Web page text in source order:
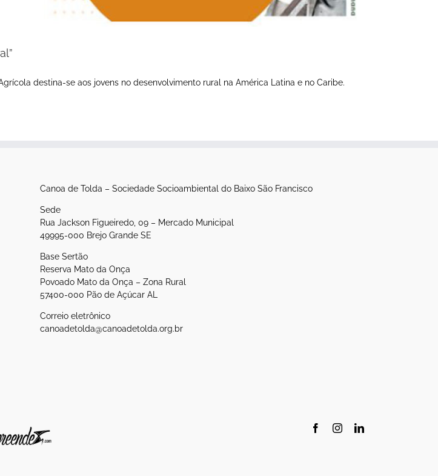
destina-se aos jovens no desenvolvimento rural na América Latina e no Caribe.
Canoa de Tolda – Sociedade Socioambiental do Baixo São Francisco
Sede
Rua Jackson Figueiredo, 09 – Mercado Municipal
49995-000 Brejo Grande SE
Base Sertão
Reserva Mato da Onça
Povoado Mato da Onça – Zona Rural
57400-000 Pão de Açúcar AL
Correio eletrônico
canoadetolda@canoadetolda.org.br
FacebookInstagramLinkedIn